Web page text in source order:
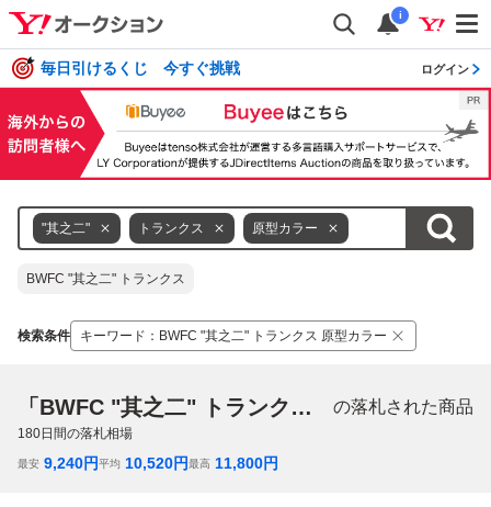
i
毎日引けるくじ 今すぐ挑戦 ログイン
"其之二" トランクス 原型カラー
BWFC "其之二" トランクス
検索条件 キーワード ： BWFC "其之二" トランクス 原型カラー
「BWFC "其之二" トランクス 原型カラー」 の落札された商品
180日間の落札相場
最安 9,240円平均 10,520円最高 11,800円